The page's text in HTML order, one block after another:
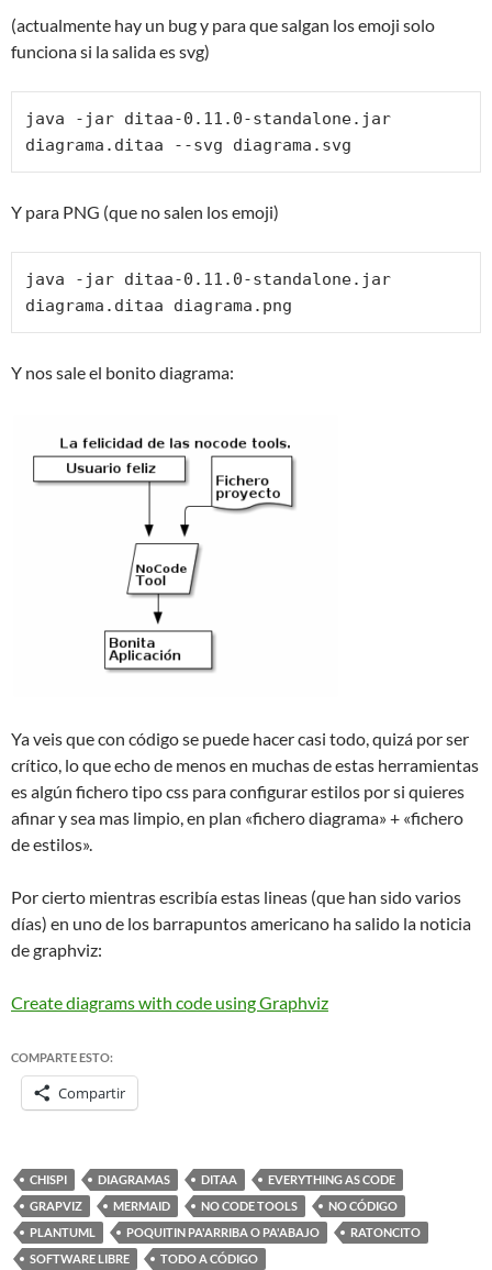
(actualmente hay un bug y para que salgan los emoji solo
funciona si la salida es svg)
java -jar ditaa-0.11.0-standalone.jar
diagrama.ditaa --svg diagrama.svg
Y para PNG (que no salen los emoji)
java -jar ditaa-0.11.0-standalone.jar
diagrama.ditaa diagrama.png
Y nos sale el bonito diagrama:
Ya veis que con código se puede hacer casi todo, quizá por ser
crítico, lo que echo de menos en muchas de estas herramientas
es algún fichero tipo css para configurar estilos por si quieres
afinar y sea mas limpio, en plan «fichero diagrama» + «fichero
de estilos».
Por cierto mientras escribía estas lineas (que han sido varios
días) en uno de los barrapuntos americano ha salido la noticia
de graphviz:
Create diagrams with code using Graphviz
COMPARTE ESTO:
Compartir
CHISPI DIAGRAMAS DITAA
EVERYTHING AS CODE
GRAPVIZ
MERMAID NO CODE TOOLS
NO CÓDIGO
PLANTUML
POQUITIN PA'ARRIBA O PA'ABAJO
RATONCITO
SOFTWARE LIBRE
TODO A CÓDIGO